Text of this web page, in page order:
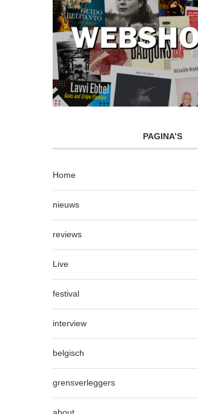
PAGINA’S
Home
nieuws
reviews
Live
festival
interview
belgisch
grensverleggers